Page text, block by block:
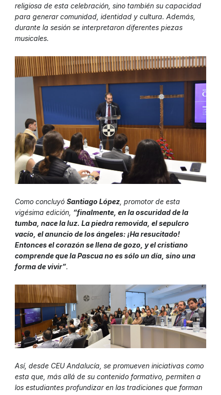
religiosa de esta celebración, sino también su capacidad
para generar comunidad, identidad y cultura. Además,
durante la sesión se interpretaron diferentes piezas
musicales.
Como concluyó Santiago López , promotor de esta
vigésima edición, “finalmente, en la oscuridad de la
tumba, nace la luz. La piedra removida, el sepulcro
vacío, el anuncio de los ángeles: ¡Ha resucitado!
Entonces el corazón se llena de gozo, y el cristiano
comprende que la Pascua no es sólo un día, sino una
forma de vivir”.
Así, desde CEU Andalucía, se promueven iniciativas como
esta que, más allá de su contenido formativo, permiten a
los estudiantes profundizar en las tradiciones que forman